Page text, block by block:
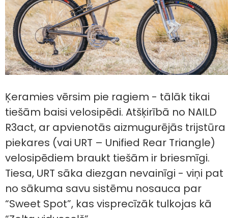
Ķeramies vērsim pie ragiem - tālāk tikai
tiešām baisi velosipēdi. Atšķirībā no NAILD
R3act, ar apvienotās aizmugurējās trijstūra
piekares (vai URT – Unified Rear Triangle)
velosipēdiem braukt tiešām ir briesmīgi.
Tiesa, URT sāka diezgan nevainīgi - viņi pat
no sākuma savu sistēmu nosauca par
“Sweet Spot”, kas visprecīzāk tulkojas kā